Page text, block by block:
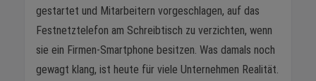
gestartet und Mitarbeitern vorgeschlagen, auf das
Festnetztelefon am Schreibtisch zu verzichten, wenn
sie ein Firmen-Smartphone besitzen. Was damals noch
gewagt klang, ist heute für viele Unternehmen Realität.